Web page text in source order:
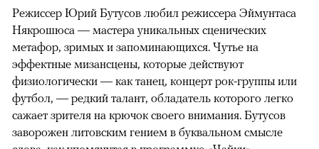
Режиссер Юрий Бутусов любил режиссера Эймунтаса
Някрошюса — мастера уникальных сценических
метафор, зримых и запоминающихся. Чутье на
эффектные мизансцены, которые действуют
физиологически — как танец, концерт рок-группы или
футбол, — редкий талант, обладатель которого легко
сажает зрителя на крючок своего внимания. Бутусов
заворожен литовским гением в буквальном смысле